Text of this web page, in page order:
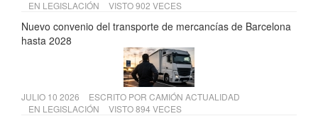
EN LEGISLACIÓN VISTO 902 VECES
Nuevo convenio del transporte de mercancías de Barcelona
hasta 2028
JULIO 10 2026 ESCRITO POR CAMIÓN ACTUALIDAD
EN LEGISLACIÓN VISTO 894 VECES